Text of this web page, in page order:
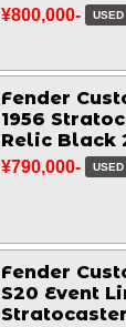
¥800,000- USED
Fender
1956
Relic Black
¥790,000- USED
Fender
S20 Event